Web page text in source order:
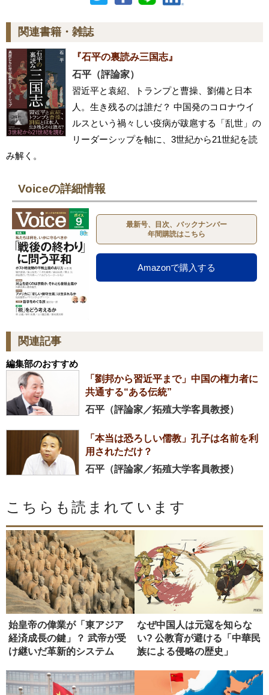
関連書籍・雑誌
『石平の裏読み三国志』
石平（評論家）
習近平と袁紹、トランプと曹操、劉備と日本
人。生き残るのは誰だ？ 中国発のコロナウイ
ルスという禍々しい疫病が跋扈する「乱世」の
リーダーシップを軸に、3世紀から21世紀を読
み解く。
Voiceの詳細情報
最新号、目次、バックナンバー
年間購読はこちら
Amazonで購入する
関連記事
編集部のおすすめ
「劉邦から習近平まで」中国の権力者に
共通する“ある伝統”
石平（評論家／拓殖大学客員教授）
「本当は恐ろしい儒教」孔子は名前を利
用されただけ？
石平（評論家／拓殖大学客員教授）
こちらも読まれています
始皇帝の偉業が「東アジア
経済成長の鍵」？ 武帝が受
け継いだ革新的システム
なぜ中国人は元寇を知らな
い? 公教育が避ける「中華民
族による侵略の歴史」